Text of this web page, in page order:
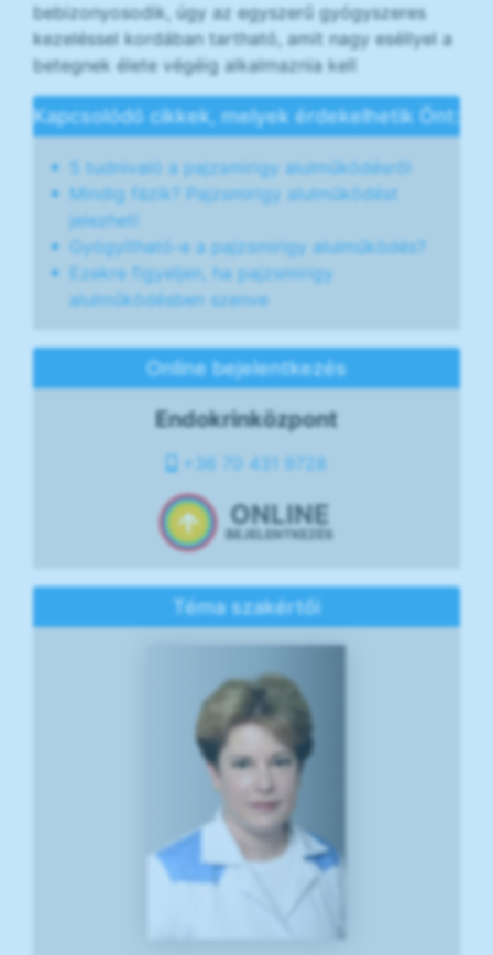
bebizonyosodik, úgy az egyszerű gyógyszeres
kezeléssel kordában tartható, amit nagy eséllyel a
betegnek élete végéig alkalmaznia kell
Kapcsolódó cikkek, melyek érdekelhetik Önt:
5 tudnivaló a pajzsmirigy alulműködésről
Mindig fázik? Pajzsmirigy alulműködést
jelezhet!
Gyógyítható-e a pajzsmirigy alulműködés?
Ezekre figyeljen, ha pajzsmirigy
alulműködésben szenve
Online bejelentkezés
Endokrinközpont
+36 70 431 9728
ONLINE
BEJELENTKEZÉS
Téma szakértői